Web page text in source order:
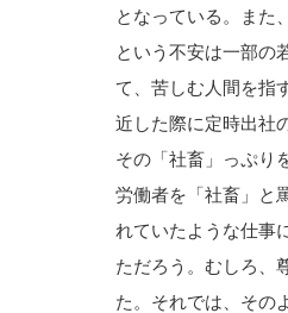
となっている。また
という不安は一部の
て、苦しむ人間を指
近した際に定時出社
その「社畜」っぷり
労働者を「社畜」と
れていたような仕事
ただろう。むしろ、
た。それでは、その